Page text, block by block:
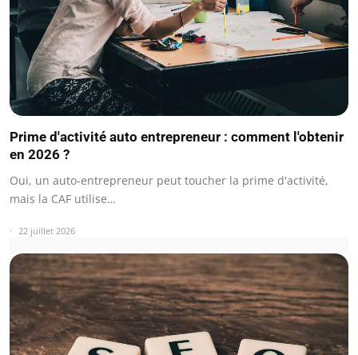
Prime d'activité auto entrepreneur : comment l'obtenir
en 2026 ?
Oui, un auto-entrepreneur peut toucher la prime d'activité,
mais la CAF utilise…
22 juillet 2026